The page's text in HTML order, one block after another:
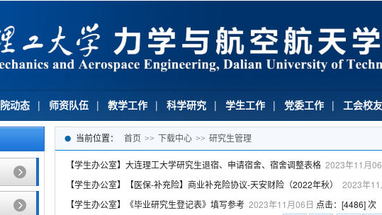
动态 | 师资队伍 | 教学工作 | 科学研究 | 学生工作 | 党委工作 | 工会校友
当前位置： 首页 >> 下载中心 >> 研究生管理
【学生办公室】大连理工大学研究生退宿、申请宿舍、宿舍调整表格 2023年11月
【学生办公室】【医保-补充险】商业补充险协议-天安财险（2022年秋）
2023年
【学生办公室】《毕业研究生登记表》填写参考 2023年11月06日 点击：[4486] 次